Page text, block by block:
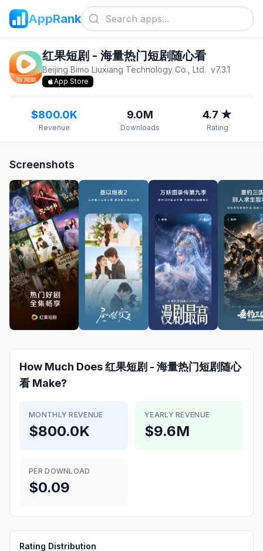
AppRank
红果短剧 - 海量热门短剧随心看
Beijing Bimo Liuxiang Technology Co., Ltd. v7.3.1
App Store
$800.0K
Revenue
9.0M
Downloads
4.7 ★
Rating
Screenshots
How Much Does红果短剧 - 海量热门短剧随心
看 Make?
MONTHLY REVENUE
$800.0K
YEARLY REVENUE
$9.6M
PER DOWNLOAD
$0.09
Rating Distribution